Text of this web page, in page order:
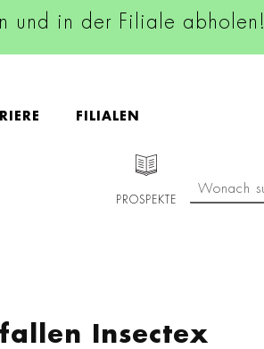
und in der Filiale abholen!
FILIALEN
PROSPEKTE
Insectex